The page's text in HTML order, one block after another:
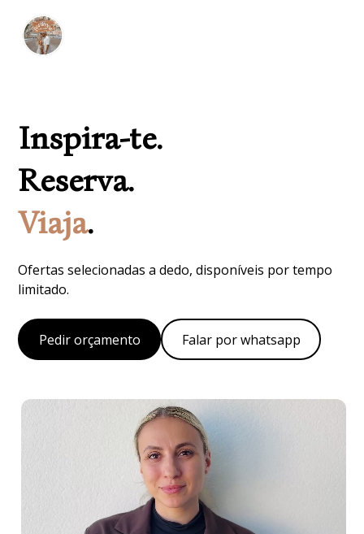
Inspira-te.
Reserva.
Viaja.
Ofertas selecionadas a dedo, disponíveis por tempo
limitado.
Pedir orçamento Falar por whatsapp